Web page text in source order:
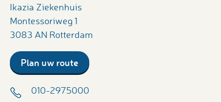
Ikazia Ziekenhuis
Montessoriweg 1
3083 AN Rotterdam
Plan uw route
010-2975000